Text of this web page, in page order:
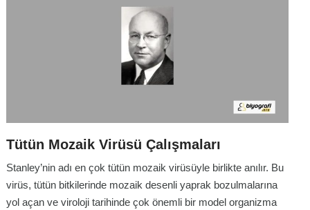
Tütün Mozaik Virüsü Çalışmaları
Stanley’nin adı en çok tütün mozaik virüsüyle birlikte anılır. Bu
virüs, tütün bitkilerinde mozaik desenli yaprak bozulmalarına
yol açan ve viroloji tarihinde çok önemli bir model organizma